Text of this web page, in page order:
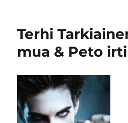
Terhi
mua & Peto irti